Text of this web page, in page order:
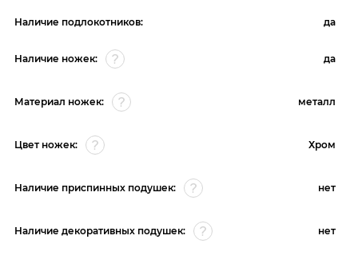
Наличие подлокотников: да
Наличие ножек: да
Материал ножек: металл
Цвет ножек: Хром
Наличие приспинных подушек: нет
Наличие декоративных подушек: нет